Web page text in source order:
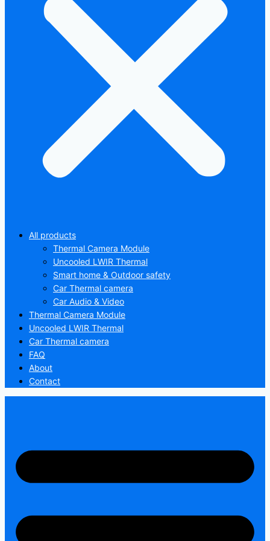
All products
Thermal Camera Module
Uncooled LWIR Thermal
Smart home & Outdoor safety
Car Thermal camera
Car Audio & Video
Thermal Camera Module
Uncooled LWIR Thermal
Car Thermal camera
FAQ
About
Contact